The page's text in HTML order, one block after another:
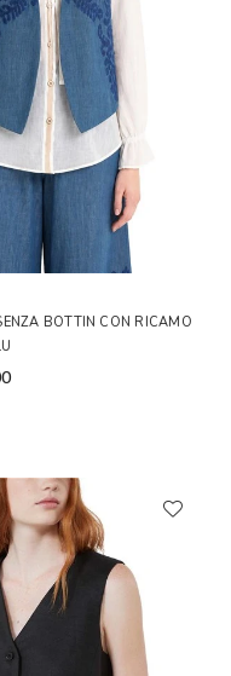
BOTTIN CON RICAMO